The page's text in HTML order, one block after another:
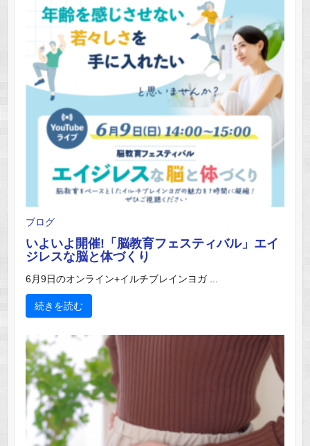
ブログ
いよいよ開催!「脳教育フェスティバル」エイ
ジレスな脳と体づくり
6月9日のオンライン+イルチブレインヨガ ...
続きを読む